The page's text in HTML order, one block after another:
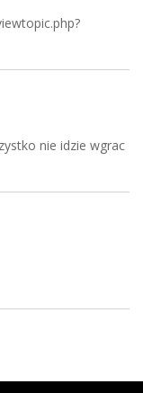
nie idzie wgrac